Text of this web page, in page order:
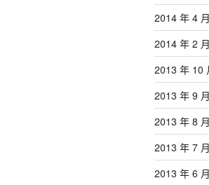
2014 年 4 月
2014 年 2 月
2013 年 10
2013 年 9 月
2013 年 8 月
2013 年 7 月
2013 年 6 月